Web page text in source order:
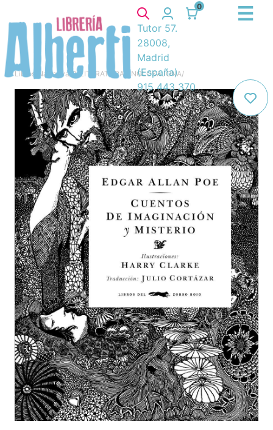
0
Tutor 57.
28008,
Madrid
(España)
915 443 370
Libros Narrativa/ 8. LITERATURA ANGLOSAJONA/